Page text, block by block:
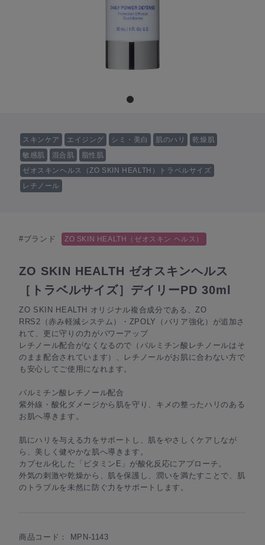
スキンケア エイジング シミ・美白 肌のハリ
乾燥肌
敏感肌
混合肌
脂性肌
ゼオスキンヘルス（ZO SKIN HEALTH）トラベルサイズ
レチノール
#ブランド ZO SKIN HEALTH（ゼオスキン ヘルス）
ZO SKIN HEALTH ゼオスキンヘルス
［トラベルサイズ］デイリーPD 30ml
ZO SKIN HEALTH オリジナル複合成分である、ZO
RRS2（赤み軽減システム）・ZPOLY（バリア強化）が追加さ
れて、更に守りの力がパワーアップ
レチノール配合がなくなるので（パルミチン酸レチノールはそ
のまま配合されています）、レチノールがお肌に合わない方で
も安心してご使用になれます。
パルミチン酸レチノール配合
紫外線・酸化ダメージから肌を守り、キメの整ったハリのある
お肌へ導きます。
肌にハリを与える力をサポートし、肌をやさしくケアしなが
ら、美しく健やかな肌へ導きます。
カプセル化した「ビタミンE」が酸化反応にアプローチ。
外気の刺激や乾燥から、肌を保護し、潤いを満たすことで、肌
のトラブルを未然に防ぐ力をサポートします。
商品コード： MPN-1143